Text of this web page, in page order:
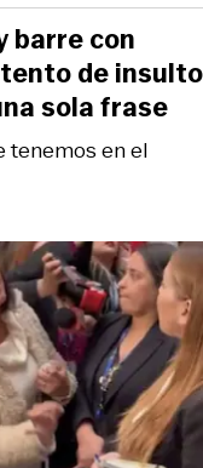
tenemos en el
barre con
de insulto
sola frase